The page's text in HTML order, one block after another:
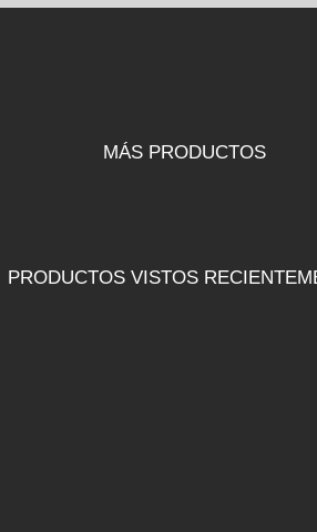
MÁS PRODUCTOS
PRODUCTOS VISTOS